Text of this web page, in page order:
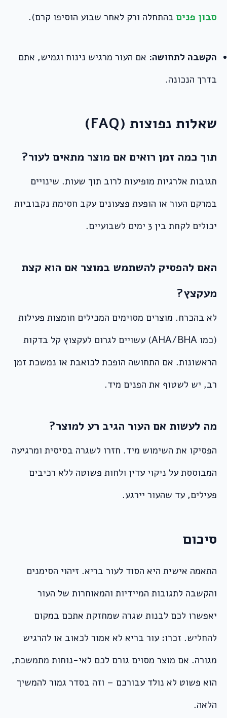
סבון פנים בהתחלה ורק לאחר שבוע הוסיפו קרם).
הקשבה לתחושה: אם העור מרגיש נינוח וגמיש, אתם
בדרך הנכונה.
שאלות נפוצות (FAQ)
תוך כמה זמן רואים אם מוצר מתאים לעור?
תגובות אלרגיות מופיעות לרוב תוך שעות. שינויים
במרקם העור או הופעת פצעונים עקב חסימת נקבוביות
יכולים לקחת בין 3 ימים לשבועיים.
האם להפסיק להשתמש במוצר אם הוא קצת
מעקצץ?
לא בהכרח. מוצרים מסוימים המכילים חומצות פעילות
(כמו AHA/BHA) עשויים לגרום לעקצוץ קל בדקות
הראשונות. אם התחושה הופכת לכואבת או נמשכת זמן
רב, יש לשטוף את הפנים מיד.
מה לעשות אם העור הגיב רע למוצר?
הפסיקו את השימוש מיד. חזרו לשגרה בסיסית ומרגיעה
המבוססת על ניקוי עדין ולחות פשוטה ללא רכיבים
פעילים, עד שהעור יירגע.
סיכום
התאמה אישית היא הסוד לעור בריא. זיהוי הסימנים
והקשבה לתגובות המיידיות והמאוחרות של העור
יאפשרו לכם לבנות שגרה שמחזקת אתכם במקום
להחליש. זכרו: עור בריא לא אמור לכאוב או להרגיש
מגורה. אם מוצר מסוים גורם לכם לאי-נוחות מתמשכת,
הוא פשוט לא נולד עבורכם – וזה בסדר גמור להמשיך
הלאה.